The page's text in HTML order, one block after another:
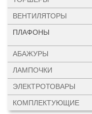
ВЕНТИЛЯТОРЫ
ПЛАФОНЫ
АБАЖУРЫ
ЛАМПОЧКИ
ЭЛЕКТРОТОВАРЫ
КОМПЛЕКТУЮЩИЕ